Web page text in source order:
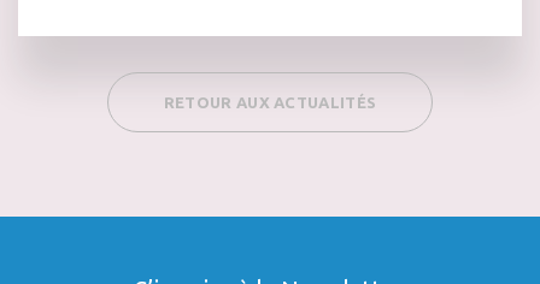
RETOUR AUX ACTUALITÉS